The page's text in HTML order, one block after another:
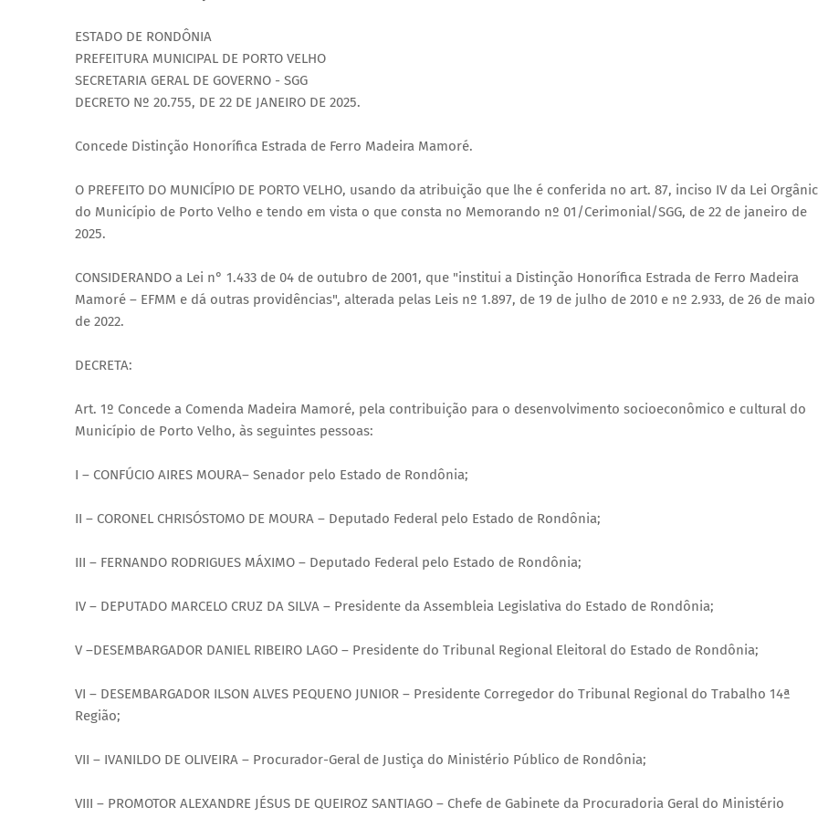
ESTADO DE RONDÔNIA
PREFEITURA MUNICIPAL DE PORTO VELHO
SECRETARIA GERAL DE GOVERNO - SGG
DECRETO Nº 20.755, DE 22 DE JANEIRO DE 2025.
Concede Distinção Honorífica Estrada de Ferro Madeira Mamoré.
O PREFEITO DO MUNICÍPIO DE PORTO VELHO, usando da atribuição que lhe é conferida no art. 87, inciso IV da Lei
do Município de Porto Velho e tendo em vista o que consta no Memorando nº 01/Cerimonial/SGG, de 22 de janeiro de
2025.
CONSIDERANDO a Lei n° 1.433 de 04 de outubro de 2001, que "institui a Distinção Honorífica Estrada de Ferro Madeira
Mamoré – EFMM e dá outras providências", alterada pelas Leis nº 1.897, de 19 de julho de 2010 e nº 2.933, de 26 de maio
de 2022.
DECRETA:
Art. 1º Concede a Comenda Madeira Mamoré, pela contribuição para o desenvolvimento socioeconômico e cultural do
Município de Porto Velho, às seguintes pessoas:
I – CONFÚCIO AIRES MOURA– Senador pelo Estado de Rondônia;
II – CORONEL CHRISÓSTOMO DE MOURA – Deputado Federal pelo Estado de Rondônia;
III – FERNANDO RODRIGUES MÁXIMO – Deputado Federal pelo Estado de Rondônia;
IV – DEPUTADO MARCELO CRUZ DA SILVA – Presidente da Assembleia Legislativa do Estado de Rondônia;
V –DESEMBARGADOR DANIEL RIBEIRO LAGO – Presidente do Tribunal Regional Eleitoral do Estado de Rondônia;
VI – DESEMBARGADOR ILSON ALVES PEQUENO JUNIOR – Presidente Corregedor do Tribunal Regional do Trabalho 14ª
Região;
VII – IVANILDO DE OLIVEIRA – Procurador-Geral de Justiça do Ministério Público de Rondônia;
VIII – PROMOTOR ALEXANDRE JÉSUS DE QUEIROZ SANTIAGO – Chefe de Gabinete da Procuradoria Geral do Ministério